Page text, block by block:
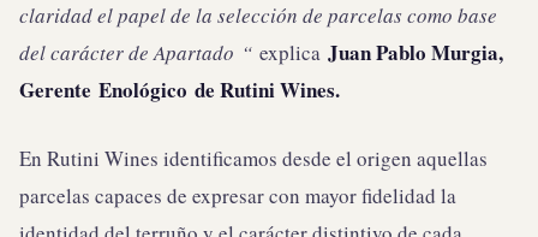
claridad el papel de la selección de parcelas como base
del carácter de Apartado “ explica Juan Pablo Murgia,
Gerente Enológico de Rutini Wines.
En Rutini Wines identificamos desde el origen aquellas
parcelas capaces de expresar con mayor fidelidad la